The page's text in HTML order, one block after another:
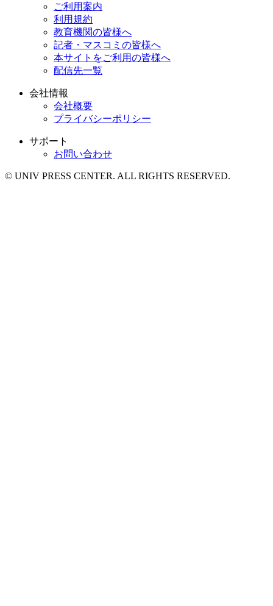
ご利用案内
利用規約
教育機関の皆様へ
記者・マスコミの皆様へ
本サイトをご利用の皆様へ
配信先一覧
会社情報
会社概要
プライバシーポリシー
サポート
お問い合わせ
© UNIV PRESS CENTER. ALL RIGHTS RESERVED.